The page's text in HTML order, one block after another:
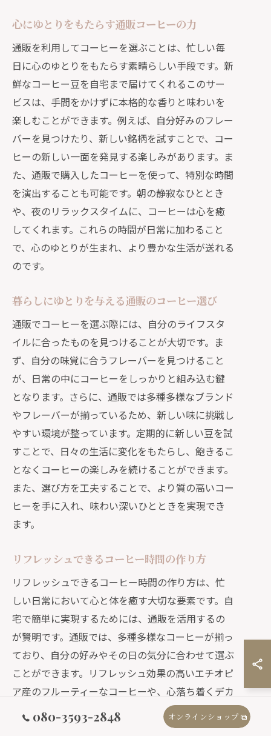
心にゆとりをもたらす通販コーヒーの力
通販を利用してコーヒーを選ぶことは、忙しい毎
日に心のゆとりをもたらす素晴らしい手段です。新
鮮なコーヒー豆を自宅まで届けてくれるこのサー
ビスは、手間をかけずに本格的な香りと味わいを
楽しむことができます。例えば、自分好みのフレー
バーを見つけたり、新しい銘柄を試すことで、コー
ヒーの新しい一面を発見する楽しみがあります。ま
た、通販で購入したコーヒーを使って、特別な時間
を演出することも可能です。朝の静寂なひととき
や、夜のリラックスタイムに、コーヒーは心を癒
してくれます。これらの時間が日常に加わること
で、心のゆとりが生まれ、より豊かな生活が送れる
のです。
暮らしにゆとりを与える通販のコーヒー選び
通販でコーヒーを選ぶ際には、自分のライフスタ
イルに合ったものを見つけることが大切です。ま
ず、自分の味覚に合うフレーバーを見つけること
が、日常の中にコーヒーをしっかりと組み込む鍵
となります。さらに、通販では多種多様なブランド
やフレーバーが揃っているため、新しい味に挑戦し
やすい環境が整っています。定期的に新しい豆を試
すことで、日々の生活に変化をもたらし、飽きるこ
となくコーヒーの楽しみを続けることができます。
また、選び方を工夫することで、より質の高いコー
ヒーを手に入れ、味わい深いひとときを実現でき
ます。
リフレッシュできるコーヒー時間の作り方
リフレッシュできるコーヒー時間の作り方は、忙
しい日常において心と体を癒す大切な要素です。自
宅で簡単に実現するためには、通販を活用するの
が賢明です。通販では、多種多様なコーヒーが揃っ
ており、自分の好みやその日の気分に合わせて選ぶ
ことができます。リフレッシュ効果の高いエチオピ
ア産のフルーティーなコーヒーや、心落ち着くデカ
フェコーヒーなど、豊富な選択肢があなたのコーヒ
ー時間を彩ります。また、通販で購入した新鮮なコ
080-3593-2848 オンラインショップ